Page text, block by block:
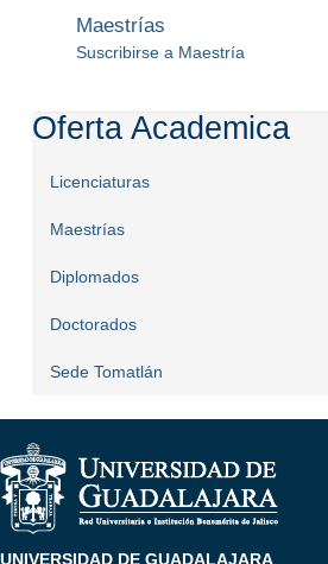
Maestria
Maestrías
Suscribirse a Maestría
Oferta Academica
Licenciaturas
Maestrías
Diplomados
Doctorados
Sede Tomatlán
UNIVERSIDAD DE GUADALAJARA